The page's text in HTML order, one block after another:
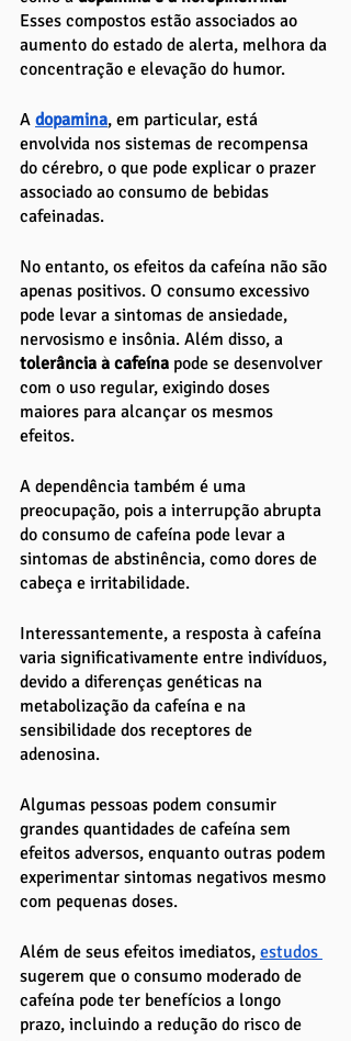
Esses compostos estão associados ao
aumento do estado de alerta, melhora da
concentração e elevação do humor.
A dopamina, em particular, está
envolvida nos sistemas de recompensa
do cérebro, o que pode explicar o prazer
associado ao consumo de bebidas
cafeinadas.
No entanto, os efeitos da cafeína não são
apenas positivos. O consumo excessivo
pode levar a sintomas de ansiedade,
nervosismo e insônia. Além disso, a
tolerância à cafeína pode se desenvolver
com o uso regular, exigindo doses
maiores para alcançar os mesmos
efeitos.
A dependência também é uma
preocupação, pois a interrupção abrupta
do consumo de cafeína pode levar a
sintomas de abstinência, como dores de
cabeça e irritabilidade.
Interessantemente, a resposta à cafeína
varia significativamente entre indivíduos,
devido a diferenças genéticas na
metabolização da cafeína e na
sensibilidade dos receptores de
adenosina.
Algumas pessoas podem consumir
grandes quantidades de cafeína sem
efeitos adversos, enquanto outras podem
experimentar sintomas negativos mesmo
com pequenas doses.
Além de seus efeitos imediatos, estudos
sugerem que o consumo moderado de
cafeína pode ter benefícios a longo
prazo, incluindo a redução do risco de